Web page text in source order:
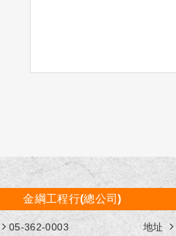
金綱工程行(總公司)
05-362-0003 地址